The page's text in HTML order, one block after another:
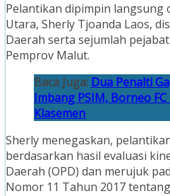
Pelantikan dipimpin langsung
Utara, Sherly Tjoanda Laos,
Daerah serta sejumlah
Pemprov Malut.
Baca Juga: Dua Penalti
Imbang PSIM, Borneo
Klasemen
Sherly menegaskan,
berdasarkan hasil evaluasi
Daerah (OPD) dan merujuk
Nomor 11 Tahun 2017